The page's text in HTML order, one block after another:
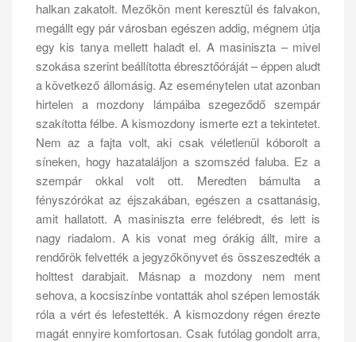
halkan zakatolt. Mezőkön ment keresztül és falvakon,
megállt egy pár városban egészen addig, mégnem útja
egy kis tanya mellett haladt el. A masiniszta – mivel
szokása szerint beállította ébresztőóráját – éppen aludt
a következő állomásig. Az eseménytelen utat azonban
hirtelen a mozdony lámpáiba szegeződő szempár
szakította félbe. A kismozdony ismerte ezt a tekintetet.
Nem az a fajta volt, aki csak véletlenül kóborolt a
síneken, hogy hazataláljon a szomszéd faluba. Ez a
szempár okkal volt ott. Meredten bámulta a
fényszórókat az éjszakában, egészen a csattanásig,
amit hallatott. A masiniszta erre felébredt, és lett is
nagy riadalom. A kis vonat meg órákig állt, mire a
rendőrök felvették a jegyzőkönyvet és összeszedték a
holttest darabjait. Másnap a mozdony nem ment
sehova, a kocsiszínbe vontatták ahol szépen lemosták
róla a vért és lefestették. A kismozdony régen érezte
magát ennyire komfortosan. Csak futólag gondolt arra,